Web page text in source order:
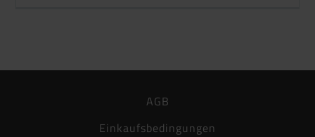
AGB
Einkaufsbedingungen